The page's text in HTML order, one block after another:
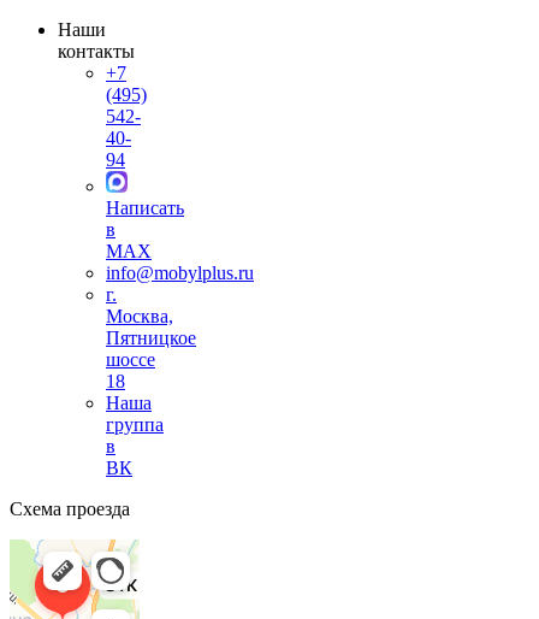
Наши
контакты
+7
(495)
542-
40-
94
Написать
в
MAX
info@mobylplus.ru
г.
Москва,
Пятницкое
шоссе
18
Наша
группа
в
ВК
Схема проезда